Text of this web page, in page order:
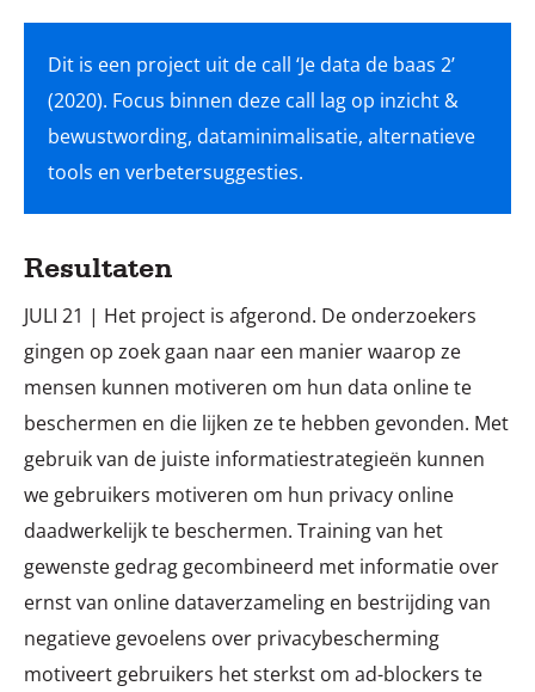
Dit is een project uit de call ‘Je data de baas 2’
(2020). Focus binnen deze call lag op inzicht &
bewustwording, dataminimalisatie, alternatieve
Resultaten
JULI 21 | Het project is afgerond. De onderzoekers
gingen op zoek gaan naar een manier waarop ze
mensen kunnen motiveren om hun data online te
beschermen en die lijken ze te hebben gevonden. Met
gebruik van de juiste informatiestrategieën kunnen
we gebruikers motiveren om hun privacy online
daadwerkelijk te beschermen. Training van het
gewenste gedrag gecombineerd met informatie over
ernst van online dataverzameling en bestrijding van
negatieve gevoelens over privacybescherming
motiveert gebruikers het sterkst om ad-blockers te